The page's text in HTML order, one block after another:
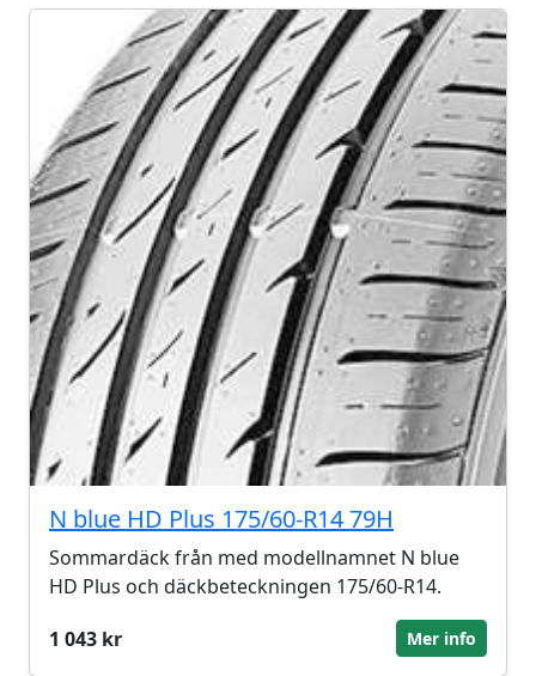
N blue HD Plus 175/60-R14 79H
Sommardäck från med modellnamnet N blue
HD Plus och däckbeteckningen 175/60-R14.
1 043 kr
Mer info